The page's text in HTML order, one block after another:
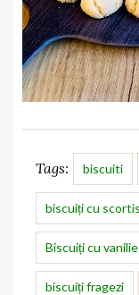
Tags: biscuiti
biscuiți cu
Biscuiți cu
biscuiți fragezi